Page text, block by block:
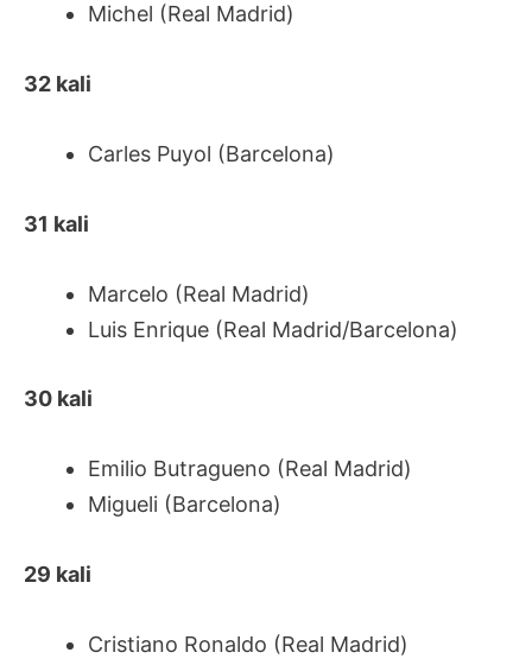
Michel (Real Madrid)
32 kali
Carles Puyol (Barcelona)
31 kali
Marcelo (Real Madrid)
Luis Enrique (Real Madrid/Barcelona)
30 kali
Emilio Butragueno (Real Madrid)
Migueli (Barcelona)
29 kali
Cristiano Ronaldo (Real Madrid)